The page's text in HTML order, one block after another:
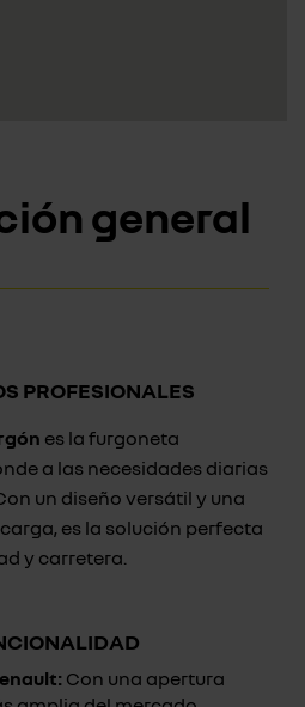
general
PROFESIONALES
es la furgoneta
a las necesidades diarias
un diseño versátil y una
es la solución perfecta
y carretera.
Con una apertura